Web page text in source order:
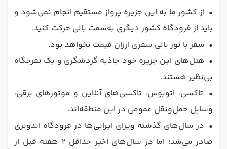
• از کشور ما به این جزیره پرواز مستقیم انجام نمی‌شود و
باید از فرودگاه کشور دیگری به‌سمت بالی حرکت کنید.
• سفر با تور بالی سفری ارزان قیمت نخواهد بود.
• هتل‌های این جزیره خود جاذبه گردشگری و یک تفرجگاه
بی‌نظیر هستند.
• تاکسی، اتوبوس، تاکسی‌های آنلاین و موتورهای برقی،
وسایل حمل‌ونقل عمومی در این منطقه‌اند.
• در سال‌های گذشته ویزای ایرانی‌ها در فرودگاه اندونزی
صادر می‌شد؛ اما در سال‌های اخیر حداقل ۲ هفته قبل از